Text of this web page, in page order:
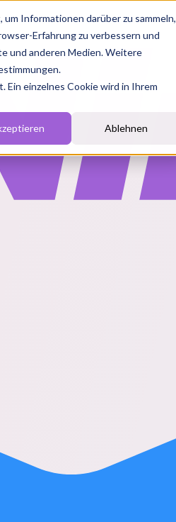
Informationen darüber zu sammeln,
Erfahrung zu verbessern und
und anderen Medien. Weitere
einzelnes Cookie wird in Ihrem
Ablehnen